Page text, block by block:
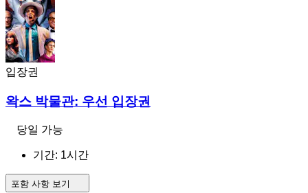
입장권
왁스 박물관: 우선 입장권
당일 가능
기간: 1시간
포함 사항 보기